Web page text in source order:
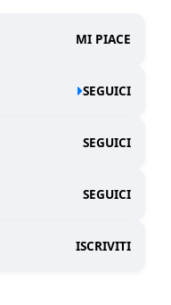
MI PIACE
SEGUICI
SEGUICI
SEGUICI
ISCRIVITI